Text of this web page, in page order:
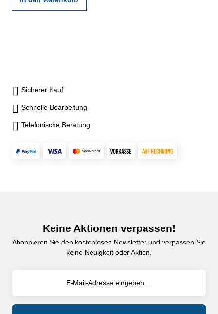
Sicherer Kauf
Schnelle Bearbeitung
Telefonische Beratung
Keine Aktionen verpassen!
Abonnieren Sie den kostenlosen Newsletter und verpassen Sie
keine Neuigkeit oder Aktion.